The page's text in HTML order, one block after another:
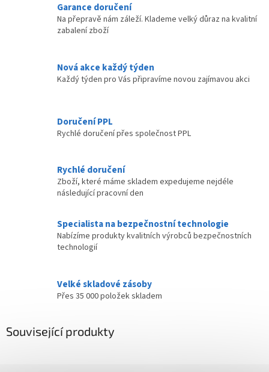
Garance doručení
Na přepravě nám záleží. Klademe velký důraz na kvalitní
zabalení zboží
Nová akce každý týden
Každý týden pro Vás připravíme novou zajímavou akci
Doručení PPL
Rychlé doručení přes společnost PPL
Rychlé doručení
Zboží, které máme skladem expedujeme nejdéle
následující pracovní den
Specialista na bezpečnostní technologie
Nabízíme produkty kvalitních výrobců bezpečnostních
technologií
Velké skladové zásoby
Přes 35 000 položek skladem
Související produkty